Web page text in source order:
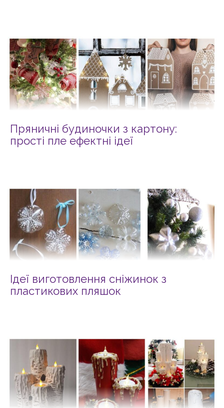
Пряничні будиночки з картону:
прості пле ефектні ідеї
Ідеї виготовлення сніжинок з
пластикових пляшок